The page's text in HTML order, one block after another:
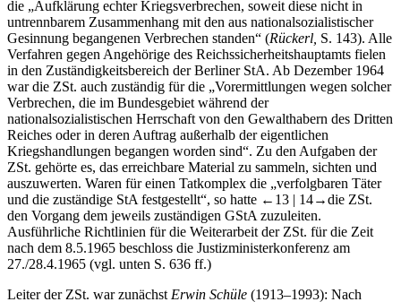
begangen worden sind“. Nicht zuständig war die ZSt. zunächst für
die „Aufklärung echter Kriegsverbrechen, soweit diese nicht in
untrennbarem Zusammenhang mit den aus nationalsozialistischer
Gesinnung begangenen Verbrechen standen“ (Rückerl,S. 143). Alle
Verfahren gegen Angehörige des Reichssicherheitshauptamts fielen
in den Zuständigkeitsbereich der Berliner StA. Ab Dezember 1964
war die ZSt. auch zuständig für die „Vorermittlungen wegen solcher
Verbrechen, die im Bundesgebiet während der
nationalsozialistischen Herrschaft von den Gewalthabern des Dritten
Reiches oder in deren Auftrag außerhalb der eigentlichen
Kriegshandlungen begangen worden sind“. Zu den Aufgaben der
ZSt. gehörte es, das erreichbare Material zu sammeln, sichten und
auszuwerten. Waren für einen Tatkomplex die „verfolgbaren Täter
und die zuständige StA festgestellt“, so hatte←13 | 14→
den Vorgang dem jeweils zuständigen GStA zuzuleiten.
Ausführliche Richtlinien für die Weiterarbeit der ZSt. für die Zeit
nach dem 8.5.1965 beschloss die Justizministerkonferenz am